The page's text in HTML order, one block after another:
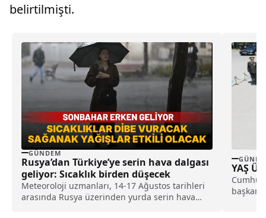
belirtilmişti.
GÜNDEM
Rusya’dan Türkiye’ye serin hava dalgası
geliyor: Sıcaklık birden düşecek
Meteoroloji uzmanları, 14-17 Ağustos tarihleri
arasında Rusya üzerinden yurda serin hava
YAŞ